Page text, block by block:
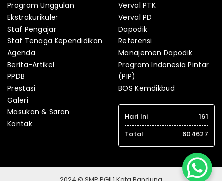
Program Unggulan
Ekstrakurikuler
Staf Pengajar
Staf Tenaga Kependidikan
Agenda
Berita-Artikel
PPDB
Prestasi
Galeri
Masukan & Saran
Kontak
Verval PTK
Verval PD
Dapodik
Referensi
Manajemen Dapodik
Program Indonesia Pintar
(PIP)
BOS Kemdikbud
Hari Ini
161
Total
604627